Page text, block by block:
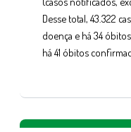
Desse total, 43.322
doença e há 34
há 41 óbitos